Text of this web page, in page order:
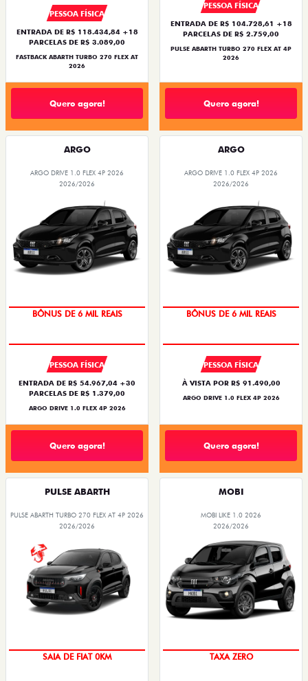
PESSOA FÍSICA
ENTRADA DE R$ 118.434,84 +18
PARCELAS DE R$ 3.089,00
FASTBACK ABARTH TURBO 270 FLEX AT
2026
Quero agora!
PESSOA FÍSICA
ENTRADA DE R$ 104.728,61 +18
PARCELAS DE R$ 2.759,00
PULSE ABARTH TURBO 270 FLEX AT 4P
2026
Quero agora!
ARGO
ARGO DRIVE 1.0 FLEX 4P 2026
2026/2026
BÔNUS DE 6 MIL REAIS
PESSOA FÍSICA
ENTRADA DE R$ 54.967,04 +30
PARCELAS DE R$ 1.379,00
ARGO DRIVE 1.0 FLEX 4P 2026
Quero agora!
ARGO
ARGO DRIVE 1.0 FLEX 4P 2026
2026/2026
BÔNUS DE 6 MIL REAIS
PESSOA FÍSICA
À VISTA POR R$ 91.490,00
ARGO DRIVE 1.0 FLEX 4P 2026
Quero agora!
PULSE ABARTH
PULSE ABARTH TURBO 270 FLEX AT 4P 2026
2026/2026
SAIA DE FIAT 0KM
MOBI
MOBI LIKE 1.0 2026
2026/2026
TAXA ZERO